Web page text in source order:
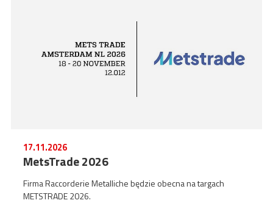
17.11.2026
MetsTrade 2026
Firma Raccorderie Metalliche będzie obecna na targach
METSTRADE 2026.